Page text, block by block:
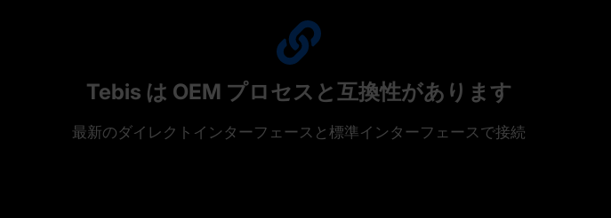
Tebis は OEM プロセスと互換性があります
最新のダイレクトインターフェースと標準インターフェースで接続